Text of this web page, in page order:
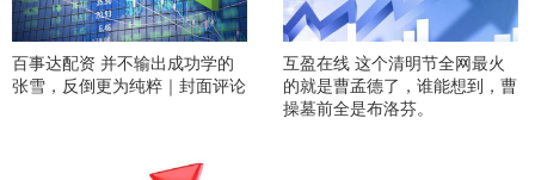
百事达配资 并不输出成功学的
张雪，反倒更为纯粹｜封面评论
互盈在线 这个清明节全网最火
的就是曹孟德了，谁能想到，曹
操墓前全是布洛芬。